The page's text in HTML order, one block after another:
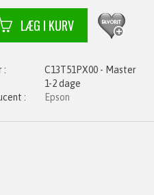
C13T51PX00 - Master
1-2 dage
Epson